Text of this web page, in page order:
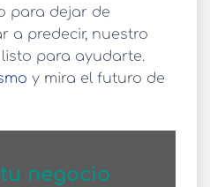
para dejar de
a predecir, nuestro
para ayudarte.
y mira el futuro de
negocio